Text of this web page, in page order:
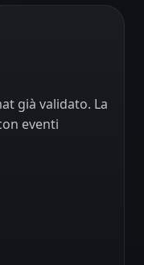
già validato. La
eventi